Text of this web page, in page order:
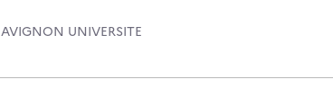
AVIGNON UNIVERSITE